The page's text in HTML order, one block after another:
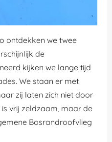
ontdekken we twee
de
kijken we lange tijd
We staan er met
zij laten zich niet door
vrij zeldzaam, maar de
Bosrandroofvlieg